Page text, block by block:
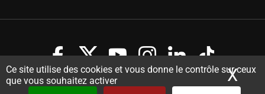
Ce site utilise des cookies et vous donne le contrôle sur ceux
que vous souhaitez activer
X
Copyright Guides 2021. Tous droits réservés.
Développement